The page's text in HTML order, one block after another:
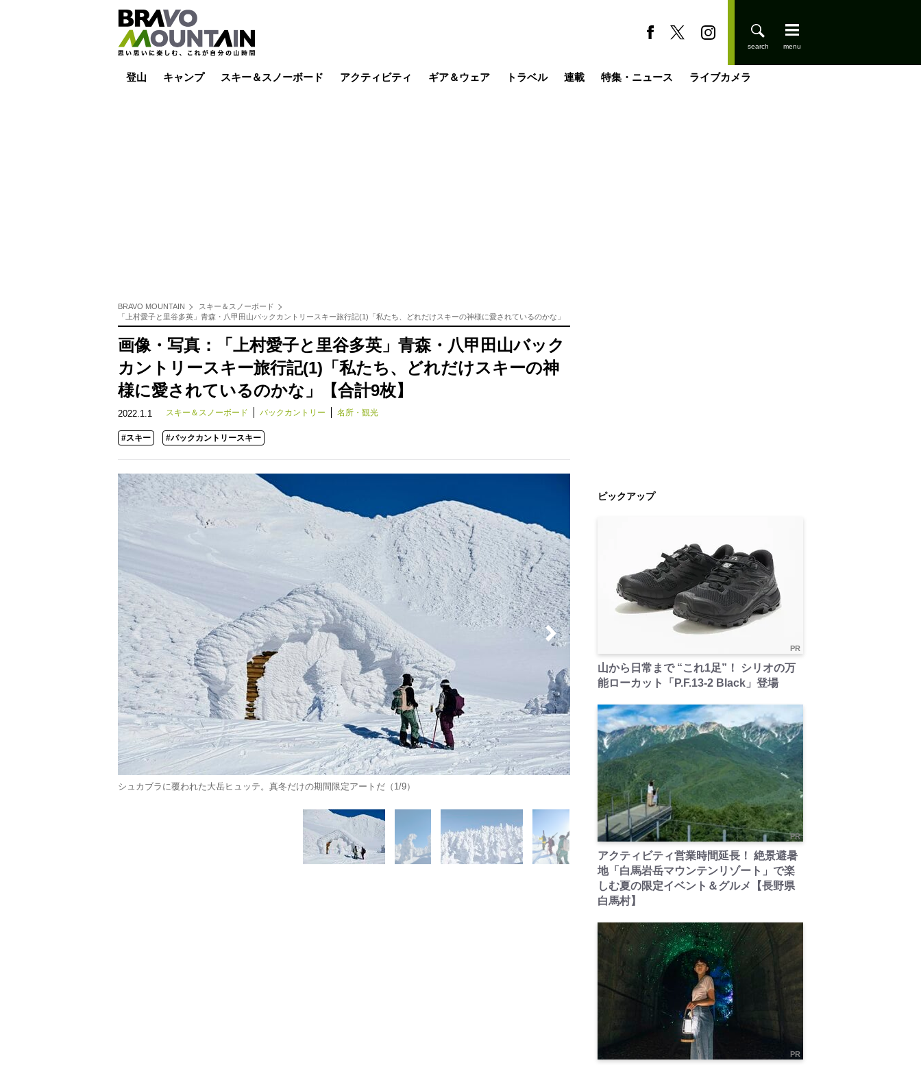
登山 キャンプ スキー＆スノーボード アクティビティ ギア＆ウェア トラベル 連載 特集・ニュース ライブカメラ
BRAVO MOUNTAIN
スキー＆スノーボード
「上村愛子と里谷多英」青森・八甲田山バックカントリースキー旅行記(1)「私たち、どれだけスキーの神様に愛されているのかな」
画像・写真：「上村愛子と里谷多英」青森・八甲田山バック
カントリースキー旅行記(1)「私たち、どれだけスキーの神
様に愛されているのかな」【合計9枚】
2022.1.1 スキー＆スノーボード バックカントリー 名所・観光
#スキー #バックカントリースキー
シュカブラに覆われた大岳ヒュッテ。真冬だけの期間限定アートだ（1/9）
ピックアップ
PR
山から日常まで “これ1足”！ シリオの万
能ローカット「P.F.13-2 Black」登場
PR
アクティビティ営業時間延長！ 絶景避暑
地「白馬岩岳マウンテンリゾート」で楽
しむ夏の限定イベント＆グルメ【長野県
白馬村】
PR